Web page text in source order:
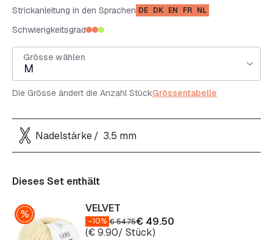
Strickanleitung in den Sprachen DE DK EN FR NL
Schwierigkeitsgrad
Grösse wählen
M
Die Grösse ändert die Anzahl StückGrössentabelle
Nadelstärke 3,5 mm
Dieses Set enthält
VELVET
–10% €54.75€ 49.50
(€9.90/ Stück)